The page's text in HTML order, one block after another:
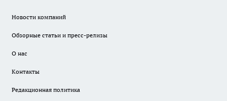
Новости компаний
Обзорные статьи и пресс-релизы
О нас
Контакты
Редакционная политика